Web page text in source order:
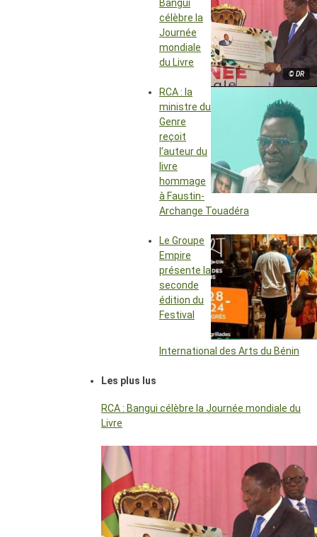
© DR
Bangui
célèbre la
Journée
mondiale
du Livre
RCA : la
ministre du
Genre
reçoit
l’auteur du
livre
hommage
à Faustin-
Archange Touadéra
Le Groupe
Empire
présente la
seconde
édition du
Festival
International des Arts du Bénin
Les plus lus
RCA : Bangui célèbre la Journée mondiale du
Livre